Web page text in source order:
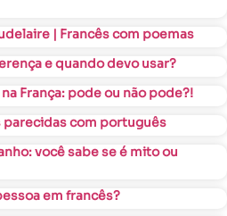
| Francês com poemas
e quando devo usar?
França: pode ou não pode?!
parecidas com português
você sabe se é mito ou
em francês?